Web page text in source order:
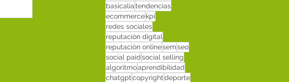
basicaliatendencias
ecommercekpi
redes sociales
reputación digital
reputación onlinesemseo
social paidsocial selling
algoritmoaprendibilidad
chatgptcopyrightdeporte